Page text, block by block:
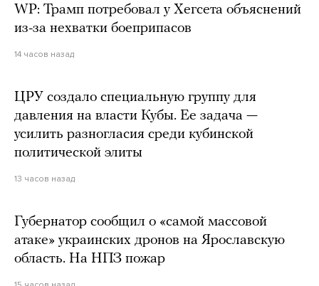
WP: Трамп потребовал у Хегсета объяснений
из-за нехватки боеприпасов
14 часов назад
ЦРУ создало специальную группу для
давления на власти Кубы. Ее задача —
усилить разногласия среди кубинской
политической элиты
13 часов назад
Губернатор сообщил о «самой массовой
атаке» украинских дронов на Ярославскую
область. На НПЗ пожар